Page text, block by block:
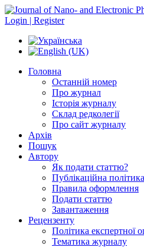
Login | Register
Головна
Останній номер
Про журнал
Історія журналу
Склад редколегії
Про сайт журналу
Архів
Пошук
Автору
Як подати статтю?
Публікаційна політика
Правила оформлення
Подати статтю
Завантаження
Рецензенту
Політика експертної
Тематика журналу